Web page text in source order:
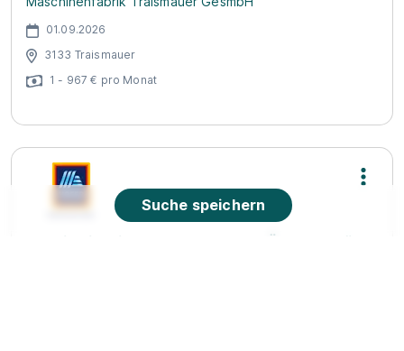
01.09.2026
3133 Traismauer
1 - 967 € pro Monat
Suche speichern